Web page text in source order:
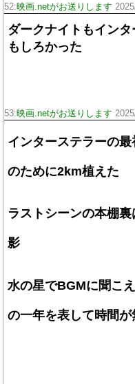
52:映画.netがお送りします
ダークナイトもイン
もしろかった
53:映画.netがお送りします
インターステラーの
のために2km植えた
ラストシーンの本棚
影
水の星でBGMに聞こ
の一年を表して時間